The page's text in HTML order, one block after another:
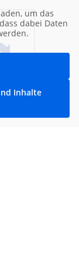
um das
dabei Daten
Inhalte